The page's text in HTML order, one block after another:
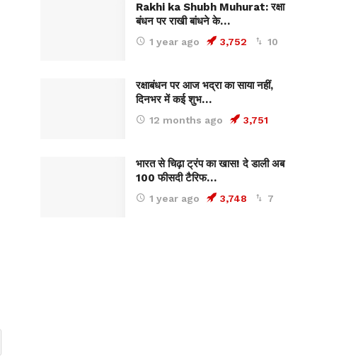
Rakhi ka Shubh Muhurat: रक्षा
बंधन पर राखी बांधने के…
1 year ago 3,752 10
रक्षाबंधन पर आज भद्रा का साया नहीं,
दिनभर में कई शुभ…
12 months ago 3,751
भारत से चिढ़ा ट्रंप का खास! दे डाली अब
100 फीसदी टैरिफ…
1 year ago 3,748 7